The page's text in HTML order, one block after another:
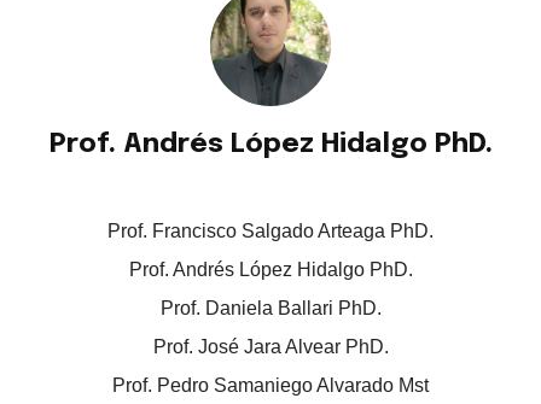
Prof. Andrés López Hidalgo PhD.
Prof. Francisco Salgado Arteaga PhD.
Prof. Andrés López Hidalgo PhD.
Prof. Daniela Ballari PhD.
Prof. José Jara Alvear PhD.
Prof. Pedro Samaniego Alvarado Mst